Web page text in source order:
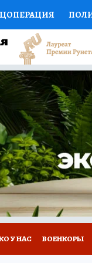
СПЕЦПРОЕКТЫ
РОССИИ
ПУТЕВОДИТЕЛЬ
ЦЕНТР
НА САЙТЕ
У НАС ВОЕНКОРЫ